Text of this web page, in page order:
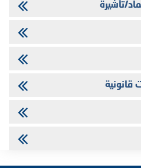
تأشيرة
قانونية